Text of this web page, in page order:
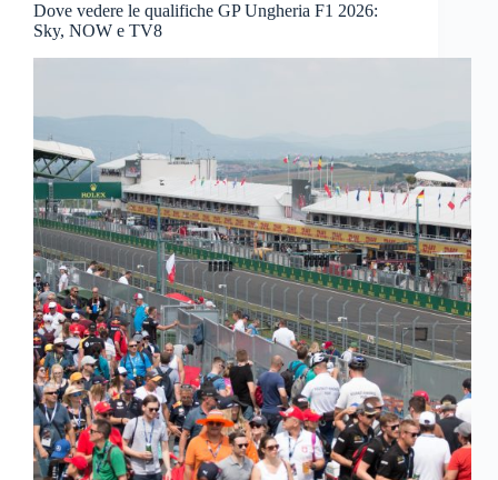
Dove vedere le qualifiche GP Ungheria F1 2026:
Sky, NOW e TV8